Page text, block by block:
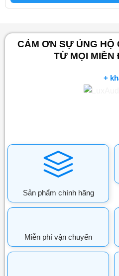
CẢM ƠN SỰ ỦNG HỘ
TỪ MỌI MIỀN
+
Sản phẩm chính hãng
Miễn phí vận chuyển